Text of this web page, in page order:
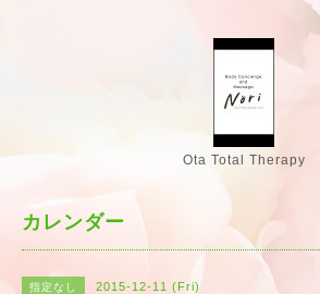
Ota Total Therapy
カレンダー
指定なし 2015-12-11 (Fri)